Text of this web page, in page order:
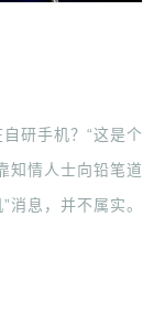
研手机？“这是个
知情人士向铅笔道
消息，并不属实。